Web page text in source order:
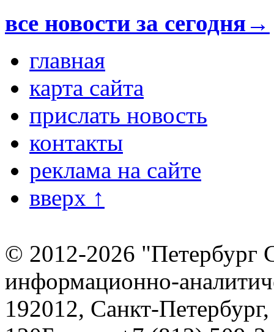
все новости за сегодня→
главная
карта сайта
прислать новость
контакты
реклама на сайте
вверх ↑
© 2012-2026 "Петербург
информационно-
192012, Санкт-